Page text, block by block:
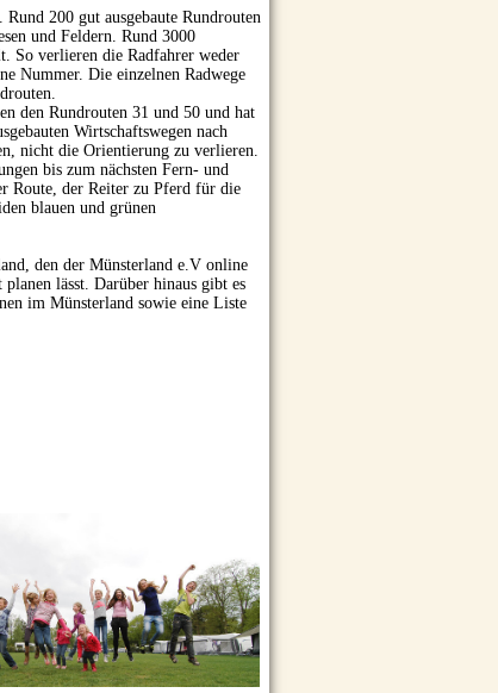
200 gut ausgebaute Rundrouten
und Feldern. Rund 3000
So verlieren die Radfahrer weder
Nummer. Die einzelnen Radwege
den Rundrouten 31 und 50 und hat
Wirtschaftswegen nach
nicht die Orientierung zu verlieren.
bis zum nächsten Fern- und
Route, der Reiter zu Pferd für die
blauen und grünen
den der Münsterland e.V online
lässt. Darüber hinaus gibt es
im Münsterland sowie eine Liste